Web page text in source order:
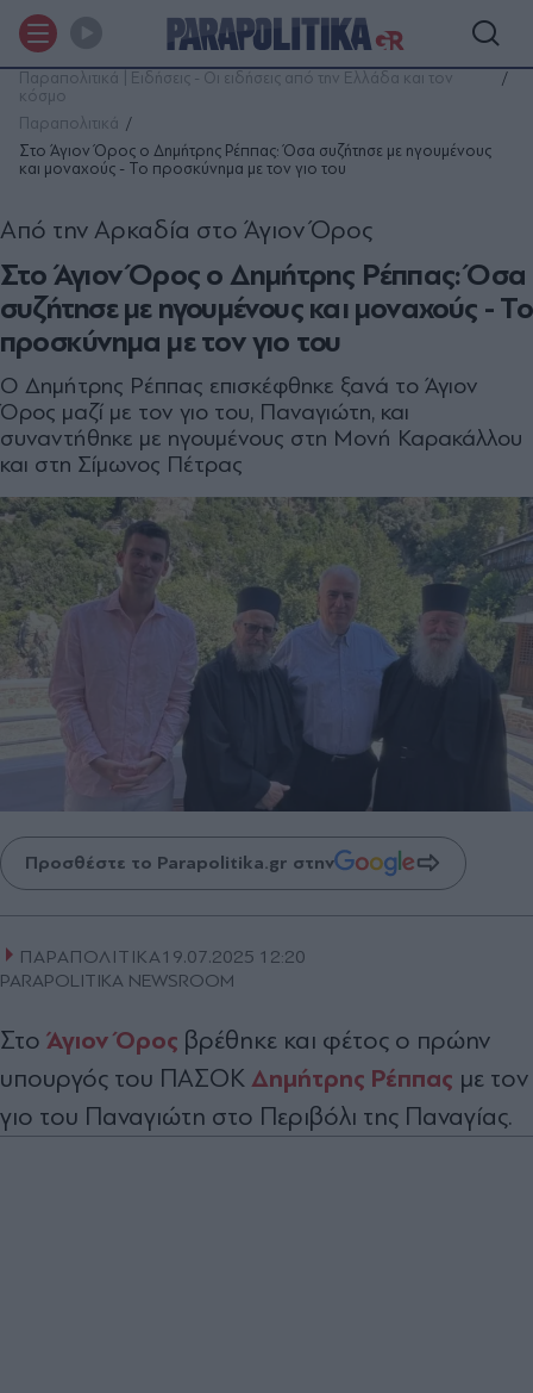
Παραπολιτικά | Ειδήσεις - Οι ειδήσεις από την Ελλάδα και τον
κόσμο
Παραπολιτικά
Στο Άγιον Όρος ο Δημήτρης Ρέππας: Όσα συζήτησε με ηγουμένους
και μοναχούς - Το προσκύνημα με τον γιο του
Στο Άγιον Όρος ο Δημήτρης Ρέππας: Όσα
συζήτησε με ηγουμένους και μοναχούς - Το
προσκύνημα με τον γιο του
Από την Αρκαδία στο Άγιον Όρος
Ο Δημήτρης Ρέππας επισκέφθηκε ξανά το Άγιον
Όρος μαζί με τον γιο του, Παναγιώτη, και
συναντήθηκε με ηγουμένους στη Μονή Καρακάλλου
και στη Σίμωνος Πέτρας
Προσθέστε το Parapolitika.gr στην
ΠΑΡΑΠΟΛΙΤΙΚΑ19.07.2025 12:20
PARAPOLITIKA NEWSROOM
Στο Άγιον Όρος βρέθηκε και φέτος ο πρώην
υπουργός του ΠΑΣΟΚ Δημήτρης Ρέππας με τον
γιο του Παναγιώτη στο Περιβόλι της Παναγίας.